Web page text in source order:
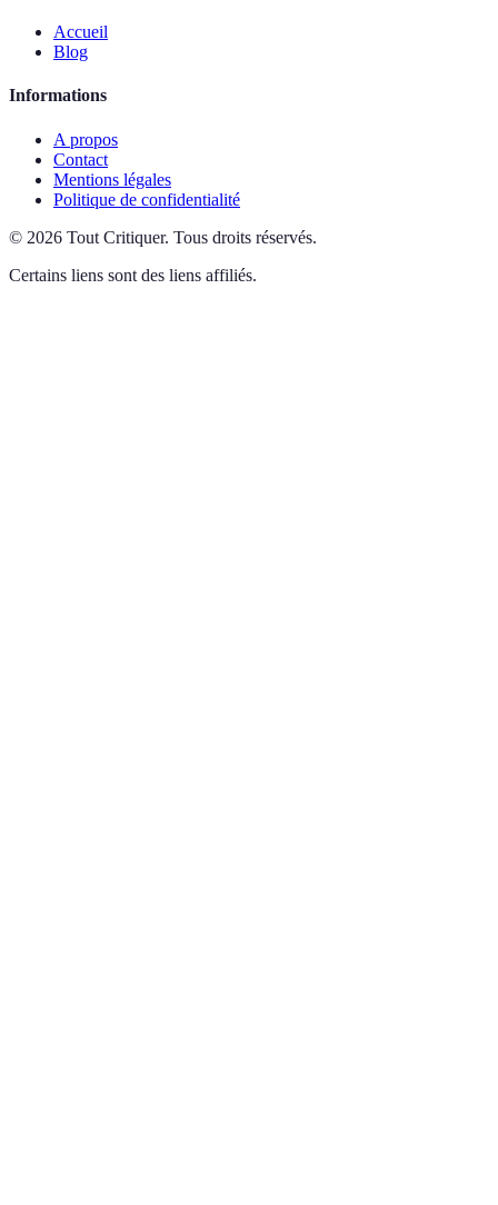
Accueil
Blog
Informations
A propos
Contact
Mentions légales
Politique de confidentialité
© 2026 Tout Critiquer. Tous droits réservés.
Certains liens sont des liens affiliés.